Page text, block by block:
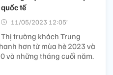
quốc tế
11/05/2023 12:05’
Thị trường khách Trung
hơn từ mùa hè 2023 và
và những tháng cuối năm.